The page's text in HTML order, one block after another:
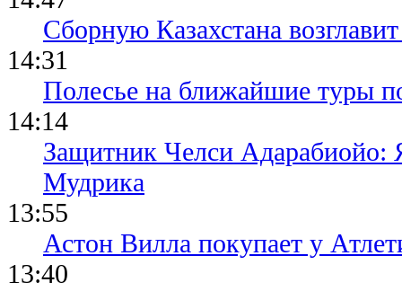
Сборную Казахстана
14:31
Полесье на ближайшие туры
14:14
Защитник Челси Адарабиойо:
Мудрика
13:55
Астон Вилла покупает у
13:40